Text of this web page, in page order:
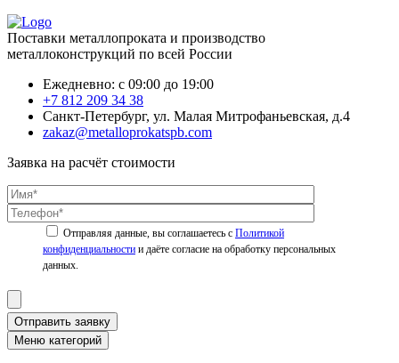
Поставки металлопроката и производство
металлоконструкций по всей России
Ежедневно: с 09:00 до 19:00
+7 812 209 34 38
Санкт-Петербург, ул. Малая Митрофаньевская, д.4
zakaz@metalloprokatspb.com
Заявка на расчёт стоимости
Политикой
конфиденциальности
Отправить заявку
Меню категорий